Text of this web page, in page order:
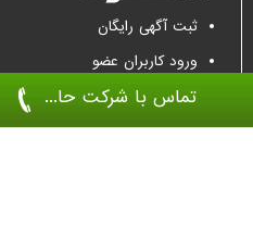
تماس با شرکت حا...
ثبت آگهی رایگان
ورود کاربران عضو
تماس جهت تبلیغات